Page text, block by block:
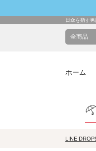
日傘を指す
ホーム
LINE